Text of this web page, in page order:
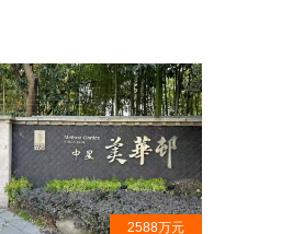
2588万元